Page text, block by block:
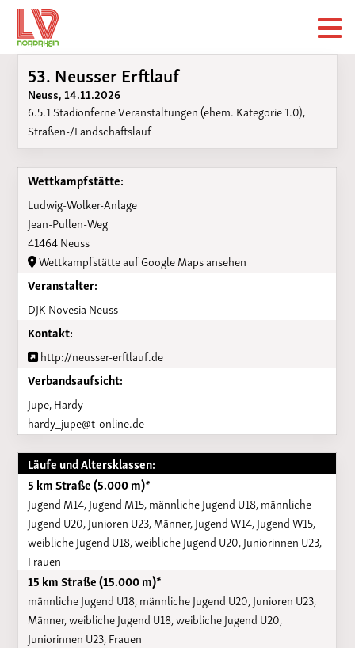
53. Neusser Erftlauf
Neuss, 14.11.2026
6.5.1 Stadionferne Veranstaltungen (ehem. Kategorie 1.0),
Straßen-/Landschaftslauf
Wettkampfstätte:
Ludwig-Wolker-Anlage
Jean-Pullen-Weg
41464 Neuss
Wettkampfstätte auf Google Maps ansehen
Veranstalter:
DJK Novesia Neuss
Kontakt:
http://neusser-erftlauf.de
Verbandsaufsicht:
Jupe, Hardy
hardy_jupe@t-online.de
Läufe und Altersklassen:
5 km Straße (5.000 m)*
Jugend M14, Jugend M15, männliche Jugend U18, männliche
Jugend U20, Junioren U23, Männer, Jugend W14, Jugend W15,
weibliche Jugend U18, weibliche Jugend U20, Juniorinnen U23,
Frauen
15 km Straße (15.000 m)*
männliche Jugend U18, männliche Jugend U20, Junioren U23,
Männer, weibliche Jugend U18, weibliche Jugend U20,
Juniorinnen U23, Frauen